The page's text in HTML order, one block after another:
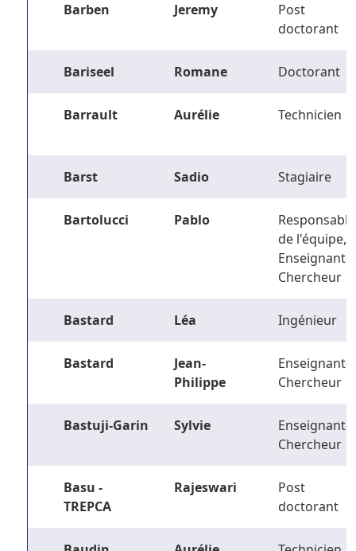
Barben Jeremy
Post
doctorant
Bariseel Romane Doctorant
Barrault Aurélie Technicien
Barst Sadio Stagiaire
Bartolucci Pablo
Responsable
de l'équipe,
Enseignant-
Chercheur
Bastard Léa Ingénieur
Bastard
Jean-
Philippe
Enseignant-
Chercheur
Bastuji-Garin Sylvie
Enseignant-
Chercheur
Basu -
TREPCA
Rajeswari
Post
doctorant